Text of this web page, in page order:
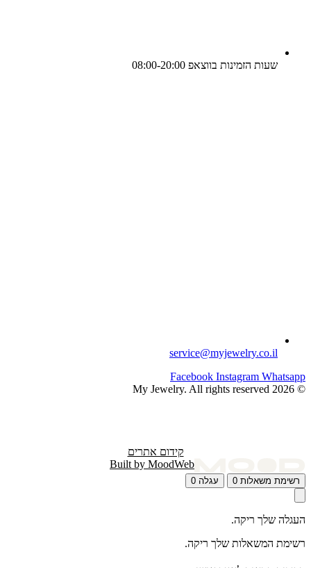
שעות הזמינות בווצאפ 08:00-20:00
service@myjewelry.co.il
Facebook Instagram Whatsapp
© 2026 My Jewelry. All rights reserved
קידום אתרים
Built by MoodWeb
רשימת משאלות 0 עגלה 0
העגלה שלך ריקה.
רשימת המשאלות שלך ריקה.